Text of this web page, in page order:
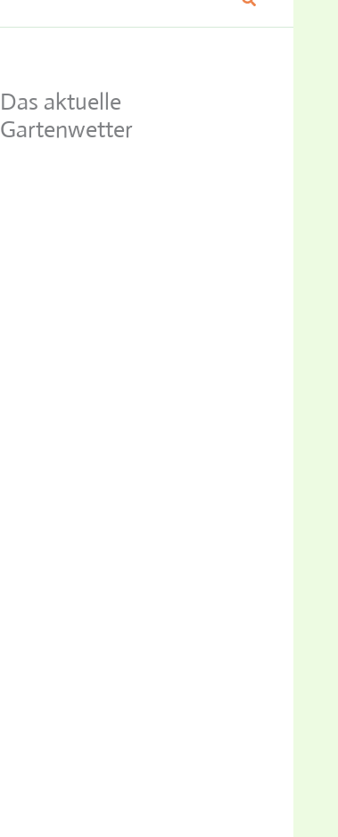
Das aktuelle
Gartenwetter